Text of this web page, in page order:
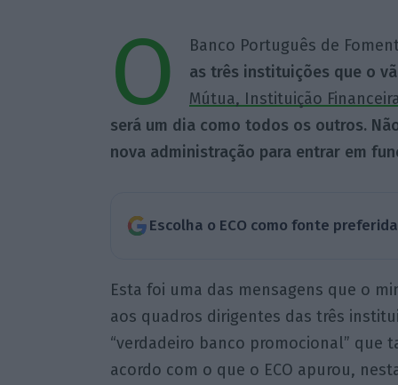
O Banco Português de
as três instituições que o
Mútua, Instituição
será um dia como todos os outros.
nova administração para entrar em
Escolha o ECO como fonte
Esta foi uma das mensagens que o
aos quadros dirigentes das três
“verdadeiro banco promocional” que
acordo com o que o ECO apurou,